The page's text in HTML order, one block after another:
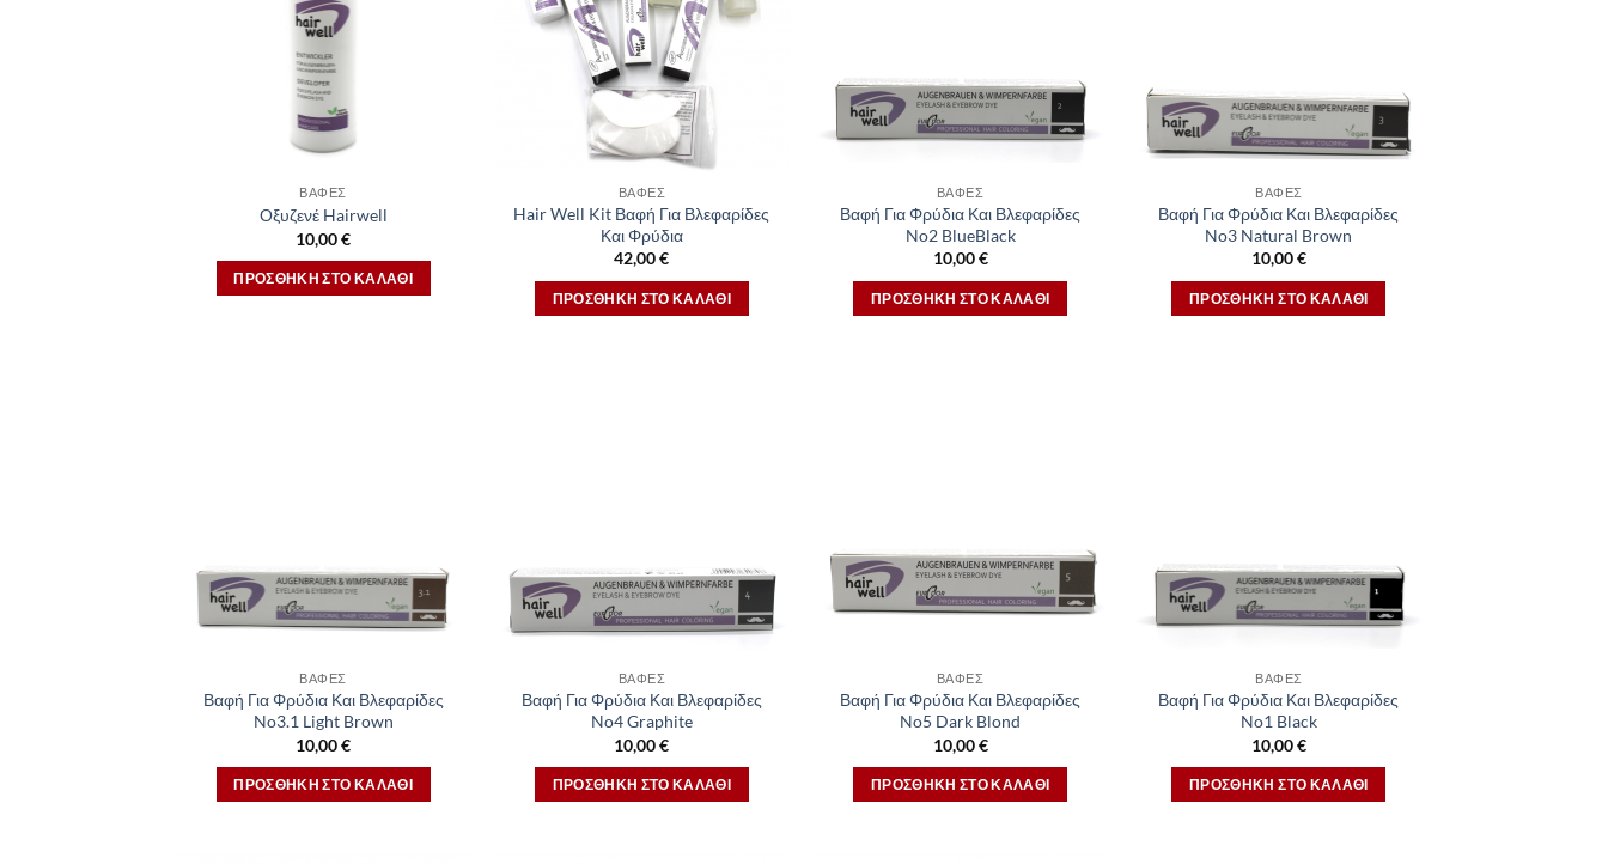
ΒΑΦΈΣ
Οξυζενέ Hairwell
10,00€
ΠΡΟΣΘΉΚΗ ΣΤΟ ΚΑΛΆΘΙ
ΒΑΦΈΣ
Hair Well Kit Βαφή Για Βλεφαρίδες
Και Φρύδια
42,00€
ΠΡΟΣΘΉΚΗ ΣΤΟ ΚΑΛΆΘΙ
ΒΑΦΈΣ
Βαφή Για Φρύδια Και Βλεφαρίδες
No2 BlueBlack
10,00€
ΠΡΟΣΘΉΚΗ ΣΤΟ ΚΑΛΆΘΙ
ΒΑΦΈΣ
Βαφή Για Φρύδια Και Βλεφαρίδες
No3 Natural Brown
10,00€
ΠΡΟΣΘΉΚΗ ΣΤΟ ΚΑΛΆΘΙ
ΒΑΦΈΣ
Βαφή Για Φρύδια Και Βλεφαρίδες
No3.1 Light Brown
10,00€
ΠΡΟΣΘΉΚΗ ΣΤΟ ΚΑΛΆΘΙ
ΒΑΦΈΣ
Βαφή Για Φρύδια Και Βλεφαρίδες
No4 Graphite
10,00€
ΠΡΟΣΘΉΚΗ ΣΤΟ ΚΑΛΆΘΙ
ΒΑΦΈΣ
Βαφή Για Φρύδια Και Βλεφαρίδες
No5 Dark Blond
10,00€
ΠΡΟΣΘΉΚΗ ΣΤΟ ΚΑΛΆΘΙ
ΒΑΦΈΣ
Βαφή Για Φρύδια Και Βλεφαρίδες
No1 Black
10,00€
ΠΡΟΣΘΉΚΗ ΣΤΟ ΚΑΛΆΘΙ